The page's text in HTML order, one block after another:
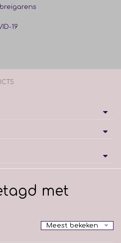
19
met
Meest bekeken